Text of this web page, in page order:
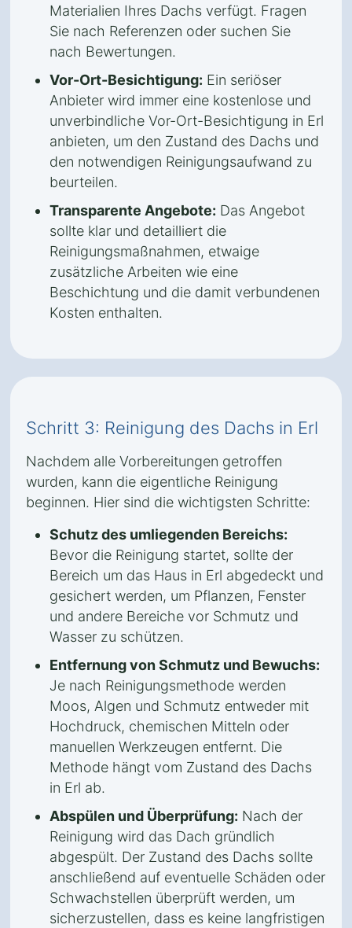
Materialien Ihres Dachs verfügt. Fragen
Sie nach Referenzen oder suchen Sie
nach Bewertungen.
Vor-Ort-Besichtigung: Ein seriöser
Anbieter wird immer eine kostenlose und
unverbindliche Vor-Ort-Besichtigung in Erl
anbieten, um den Zustand des Dachs und
den notwendigen Reinigungsaufwand zu
beurteilen.
Transparente Angebote: Das Angebot
sollte klar und detailliert die
Reinigungsmaßnahmen, etwaige
zusätzliche Arbeiten wie eine
Beschichtung und die damit verbundenen
Kosten enthalten.
Schritt 3: Reinigung des Dachs in Erl
Nachdem alle Vorbereitungen getroffen
wurden, kann die eigentliche Reinigung
beginnen. Hier sind die wichtigsten Schritte:
Schutz des umliegenden Bereichs:
Bevor die Reinigung startet, sollte der
Bereich um das Haus in Erl abgedeckt und
gesichert werden, um Pflanzen, Fenster
und andere Bereiche vor Schmutz und
Wasser zu schützen.
Entfernung von Schmutz und Bewuchs:
Je nach Reinigungsmethode werden
Moos, Algen und Schmutz entweder mit
Hochdruck, chemischen Mitteln oder
manuellen Werkzeugen entfernt. Die
Methode hängt vom Zustand des Dachs
in Erl ab.
Abspülen und Überprüfung: Nach der
Reinigung wird das Dach gründlich
abgespült. Der Zustand des Dachs sollte
anschließend auf eventuelle Schäden oder
Schwachstellen überprüft werden, um
sicherzustellen, dass es keine langfristigen